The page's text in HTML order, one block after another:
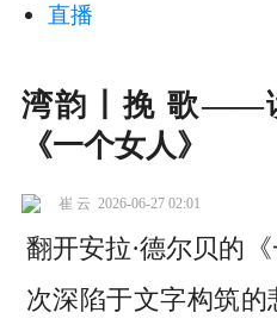
直播
湾韵丨挽 歌——
《一个女人》
崔 云 2026-06-27 02:01
翻开安拉·德尔贝的
次深陷于文字构筑